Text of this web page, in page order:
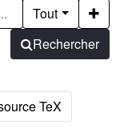
Tout
Rechercher